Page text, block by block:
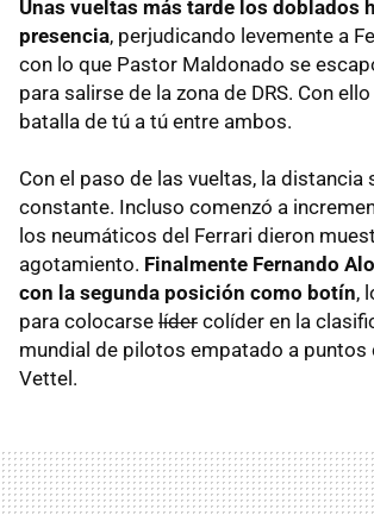
Unas vueltas más tarde los doblados
presencia, perjudicando levemente a
con lo que Pastor Maldonado se
para salirse de la zona de DRS. Con
batalla de tú a tú entre ambos.
Con el paso de las vueltas, la distancia
constante. Incluso comenzó a
los neumáticos del Ferrari dieron
agotamiento. Finalmente Fernando
con la segunda posición como botín,
para colocarse líder colíder en la
mundial de pilotos empatado a puntos
Vettel.